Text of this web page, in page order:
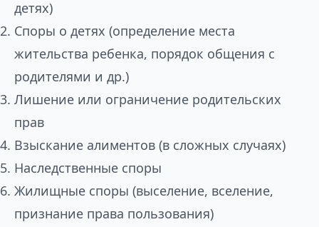
детях)
Споры о детях (определение места
жительства ребенка, порядок общения с
родителями и др.)
Лишение или ограничение родительских
прав
Взыскание алиментов (в сложных случаях)
Наследственные споры
Жилищные споры (выселение, вселение,
признание права пользования)